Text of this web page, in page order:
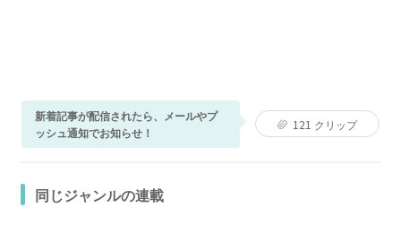
新着記事が配信されたら、メールやプ
ッシュ通知でお知らせ！
121 クリップ
同じジャンルの連載